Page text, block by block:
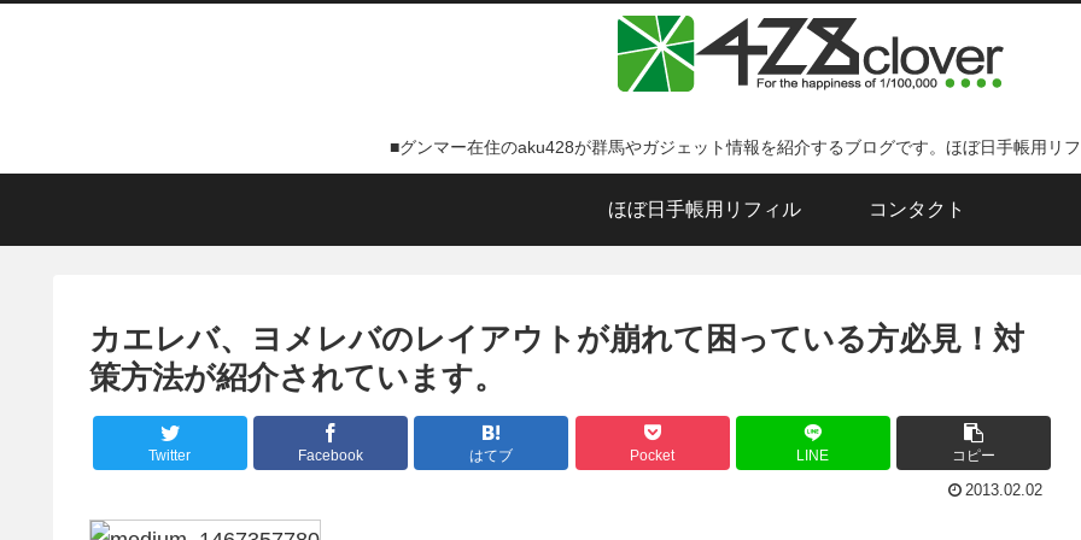
■グンマー在住のaku428が群馬やガジェット情報を紹介するブログです。ほぼ日手帳用リ
ほぼ日手帳用リフィル コンタクト
カエレバ、ヨメレバのレイアウトが崩れて困っている方必見！対
策方法が紹介されています。
Twitter Facebook はてブ Pocket LINE コピー
2013.02.02